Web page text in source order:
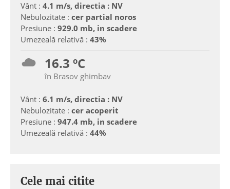
Vânt : 4.1 m/s, directia : NV
Nebulozitate : cer partial noros
Presiune : 929.0 mb, in scadere
Umezeală relativă : 43%
16.3 ºC
în Brasov ghimbav
Vânt : 6.1 m/s, directia : NV
Nebulozitate : cer acoperit
Presiune : 947.4 mb, in scadere
Umezeală relativă : 44%
Cele mai citite